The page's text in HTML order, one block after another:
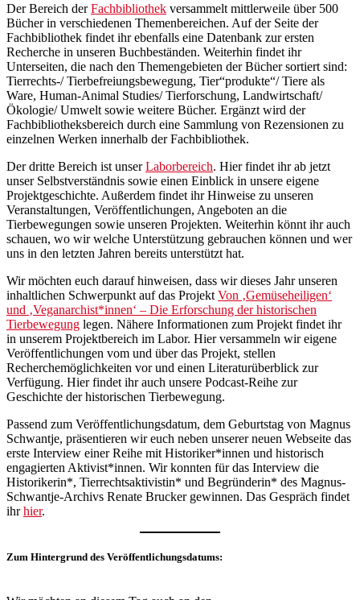
Der Bereich derFachbibliothek versammelt mittlerweile über 500
Bücher in verschiedenen Themenbereichen. Auf der Seite der
Fachbibliothek findet ihr ebenfalls eine Datenbank zur ersten
Recherche in unseren Buchbeständen. Weiterhin findet ihr
Unterseiten, die nach den Themengebieten der Bücher sortiert sind:
Tierrechts-/ Tierbefreiungsbewegung, Tier“produkte“/ Tiere als
Ware, Human-Animal Studies/ Tierforschung, Landwirtschaft/
Ökologie/ Umwelt sowie weitere Bücher. Ergänzt wird der
Fachbibliotheksbereich durch eine Sammlung von Rezensionen zu
einzelnen Werken innerhalb der Fachbibliothek.
Der dritte Bereich ist unserLaborbereich. Hier findet ihr ab jetzt
unser Selbstverständnis sowie einen Einblick in unsere eigene
Projektgeschichte. Außerdem findet ihr Hinweise zu unseren
Veranstaltungen, Veröffentlichungen, Angeboten an die
Tierbewegungen sowie unseren Projekten. Weiterhin könnt ihr auch
schauen, wo wir welche Unterstützung gebrauchen können und wer
uns in den letzten Jahren bereits unterstützt hat.
Wir möchten euch darauf hinweisen, dass wir dieses Jahr unseren
inhaltlichen Schwerpunkt auf das Projekt Von ‚Gemüseheiligen‘
und ‚Veganarchist*innen‘ – Die Erforschung der historischen
Tierbewegung legen. Nähere Informationen zum Projekt findet ihr
in unserem Projektbereich im Labor. Hier versammeln wir eigene
Veröffentlichungen vom und über das Projekt, stellen
Recherchemöglichkeiten vor und einen Literaturüberblick zur
Verfügung. Hier findet ihr auch unsere Podcast-Reihe zur
Geschichte der historischen Tierbewegung.
Passend zum Veröffentlichungsdatum, dem Geburtstag von Magnus
Schwantje, präsentieren wir euch neben unserer neuen Webseite das
erste Interview einer Reihe mit Historiker*innen und historisch
engagierten Aktivist*innen. Wir konnten für das Interview die
Historikerin*, Tierrechtsaktivistin* und Begründerin* des Magnus-
Schwantje-Archivs Renate Brucker gewinnen. Das Gespräch findet
ihrhier.
Zum Hintergrund des Veröffentlichungsdatums: